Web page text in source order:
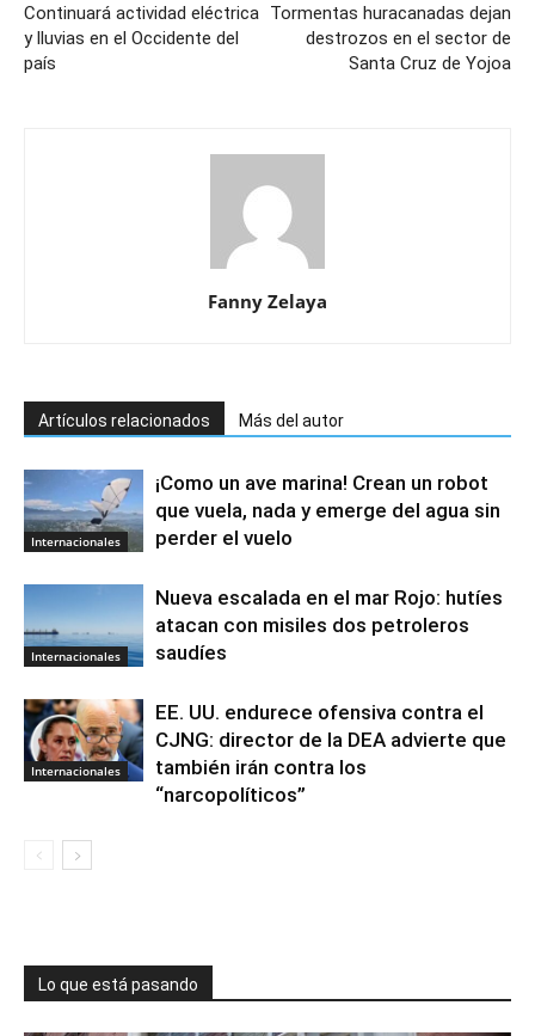
Continuará actividad eléctrica
y lluvias en el Occidente del
país
Tormentas huracanadas dejan
destrozos en el sector de
Santa Cruz de Yojoa
Fanny Zelaya
Artículos relacionados Más del autor
Internacionales
¡Como un ave marina! Crean un robot
que vuela, nada y emerge del agua sin
perder el vuelo
Internacionales
Nueva escalada en el mar Rojo: hutíes
atacan con misiles dos petroleros
saudíes
Internacionales
EE. UU. endurece ofensiva contra el
CJNG: director de la DEA advierte que
también irán contra los
“narcopolíticos”
Lo que está pasando